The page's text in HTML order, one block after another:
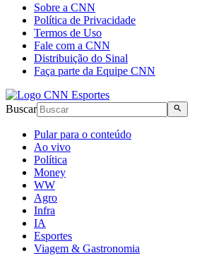
Sobre a CNN
Política de Privacidade
Termos de Uso
Fale com a CNN
Distribuição do Sinal
Faça parte da Equipe CNN
Buscar
Pular para o conteúdo
Ao vivo
Política
Money
WW
Agro
Infra
IA
Esportes
Viagem & Gastronomia